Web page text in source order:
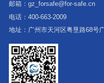
邮箱： gz_forsafe@for-safe.cn
电话： 400-663-2009
地址： 广州市天河区粤垦路68号